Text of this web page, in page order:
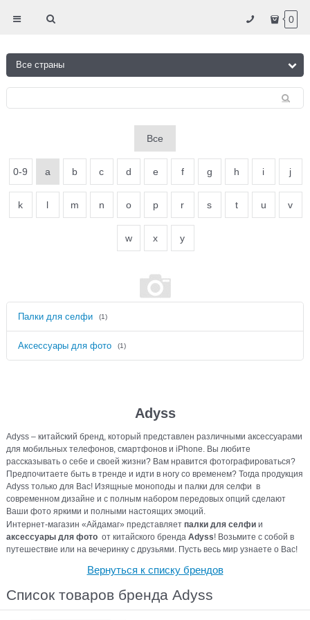
0
Все
0-9 a b c d e f g h i j
k l m n o p r s t u v
w x y
Палки для селфи (1)
Аксессуары для фото (1)
Adyss
Adyss – китайский бренд, который представлен различными аксессуарами
для мобильных телефонов, смартфонов и iPhone. Вы любите
рассказывать о себе и своей жизни? Вам нравится фотографироваться?
Предпочитаете быть в тренде и идти в ногу со временем? Тогда продукция
Adyss только для Вас! Изящные моноподы и палки для селфи в
современном дизайне и с полным набором передовых опций сделают
Ваши фото яркими и полными настоящих эмоций.
Интернет-магазин «Айдамаг» представляетпалки для селфи и
аксессуары для фото от китайского брендаAdyss! Возьмите с собой в
путешествие или на вечеринку с друзьями. Пусть весь мир узнаете о Вас!
Вернуться к списку брендов
Список товаров бренда Adyss